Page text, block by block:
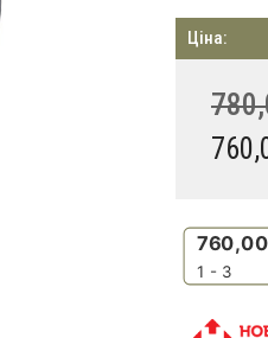
Ціна:
760,00
1 - 3